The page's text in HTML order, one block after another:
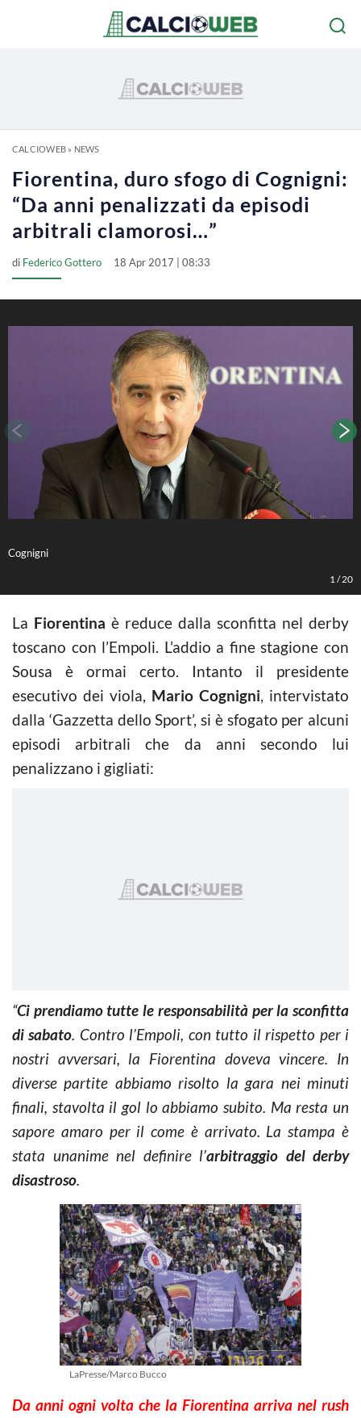
CALCIOWEB» NEWS
Fiorentina, duro sfogo di Cognigni:
“Da anni penalizzati da episodi
arbitrali clamorosi…”
di Federico Gottero 18 Apr 2017 | 08:33
Cognigni
1 /20
La Fiorentina è reduce dalla sconfitta nel derby
toscano con l’Empoli. L’addio a fine stagione con
Sousa è ormai certo. Intanto il presidente
esecutivo dei viola, Mario Cognigni, intervistato
dalla ‘Gazzetta dello Sport’, si è sfogato per alcuni
episodi arbitrali che da anni secondo lui
penalizzano i gigliati:
“Ci prendiamo tutte le responsabilità per la sconfitta
di sabato. Contro l’Empoli, con tutto il rispetto per i
nostri avversari, la Fiorentina doveva vincere. In
diverse partite abbiamo risolto la gara nei minuti
finali, stavolta il gol lo abbiamo subito. Ma resta un
sapore amaro per il come è arrivato. La stampa è
stata unanime nel definire l’arbitraggio del derby
disastroso.
LaPresse/Marco Bucco
Da anni ogni volta che la Fiorentina arriva nel rush